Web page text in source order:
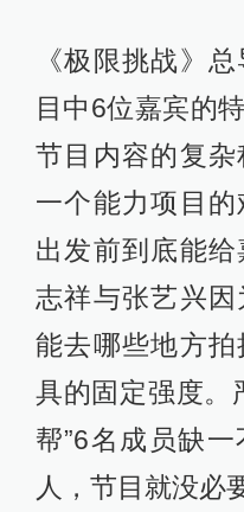
《极限挑战》
目中6位嘉宾的
节目内容的复
一个能力项目
出发前到底能
志祥与张艺兴
能去哪些地方
具的固定强度。
帮”6名成员缺
人，节目就没必